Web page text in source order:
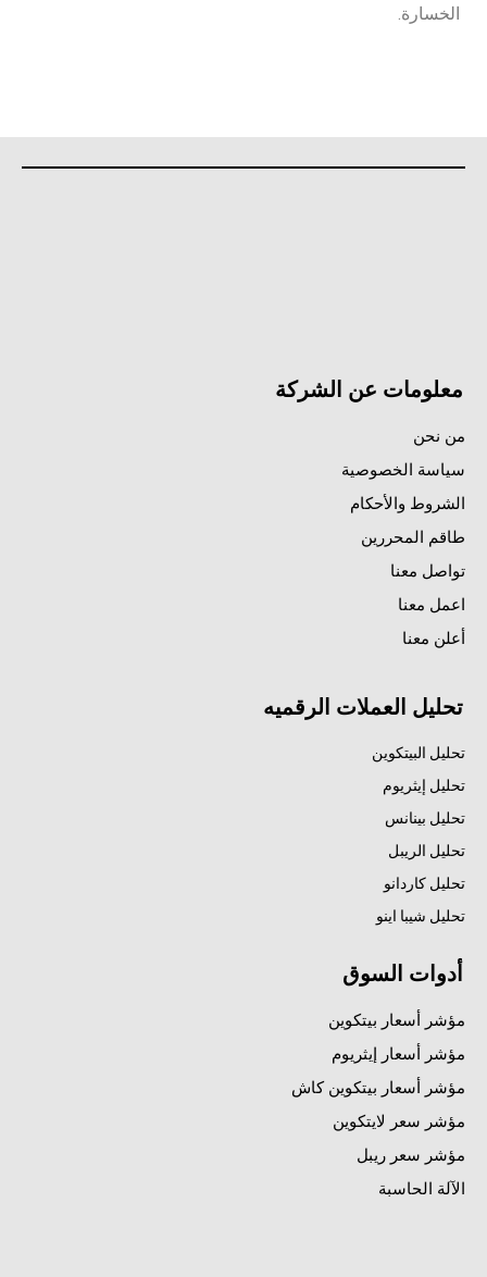
الخسارة.
معلومات عن الشركة
من نحن
سياسة الخصوصية
الشروط والأحكام
طاقم المحررين
تواصل معنا
اعمل معنا
أعلن معنا
تحليل العملات الرقميه
تحليل البيتكوين
تحليل إيثريوم
تحليل بينانس
تحليل الريبل
تحليل كاردانو
تحليل شيبا اينو
أدوات السوق
مؤشر أسعار بيتكوين
مؤشر أسعار إيثريوم
مؤشر أسعار بيتكوين كاش
مؤشر سعر لايتكوين
مؤشر سعر ريبل
الآلة الحاسبة